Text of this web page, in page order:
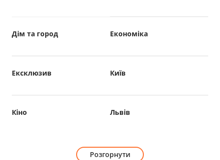
Дім та город Економіка
Ексклюзив Київ
Кіно Львів
Розгорнути